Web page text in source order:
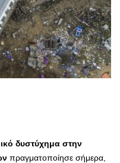
δυστύχημα στην
πραγματοποίησε σήμερα,